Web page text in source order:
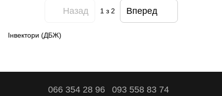
Назад 1 з 2 Вперед
Інвектори (ДБЖ)
066 354 28 96 093 558 83 74